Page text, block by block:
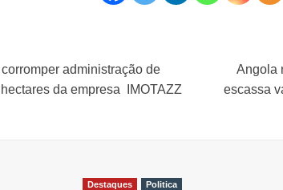
administração de
da empresa IMOTAZZ
Angola
escassa
Destaques Politica